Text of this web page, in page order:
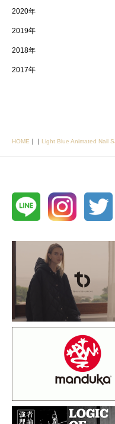
2020年
2019年
2018年
2017年
HOME ｜ ｜ Light Blue Animated Nail